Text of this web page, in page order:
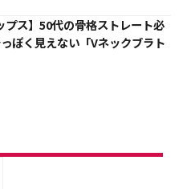
プス】50代の骨格ストレート必
ぽく見えない「Vネックブラト